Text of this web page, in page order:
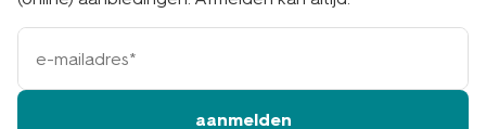
e-
mailadres
aanmelden